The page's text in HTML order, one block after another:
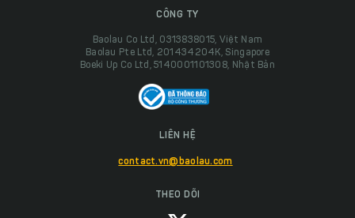
CÔNG TY
Baolau Co Ltd, 0313838015, Việt Nam
Baolau Pte Ltd, 201434204K, Singapore
Boeki Up Co Ltd, 5140001101308, Nhật Bản
LIÊN HỆ
contact.vn@baolau.com
THEO DÕI